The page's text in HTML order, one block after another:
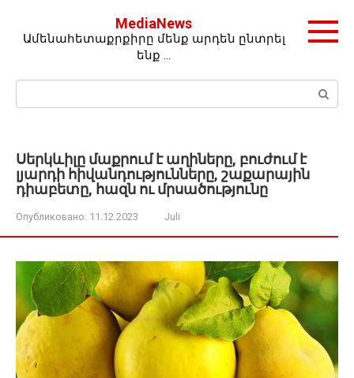
контенту
MediaNews
Ամենահետաքրքիրը մենք արդեն ընտրել
ենք …
Поиск:
Սերկևիլը մաքրում է աղիները, բուժում է
լյարդի հիվանդությունները, շաքարային
դիաբետը, հազն ու մրսածությունը
Опубликовано: 11.12.2023 Juli